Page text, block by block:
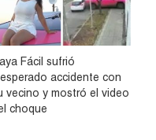
Fácil sufrió
accidente con
vecino y mostró el video
choque